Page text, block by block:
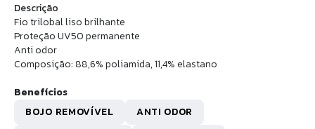
Descrição
Fio trilobal liso brilhante
Proteção UV50 permanente
Anti odor
Composição: 88,6% poliamida, 11,4% elastano
Benefícios
BOJO REMOVÍVEL
ANTI ODOR